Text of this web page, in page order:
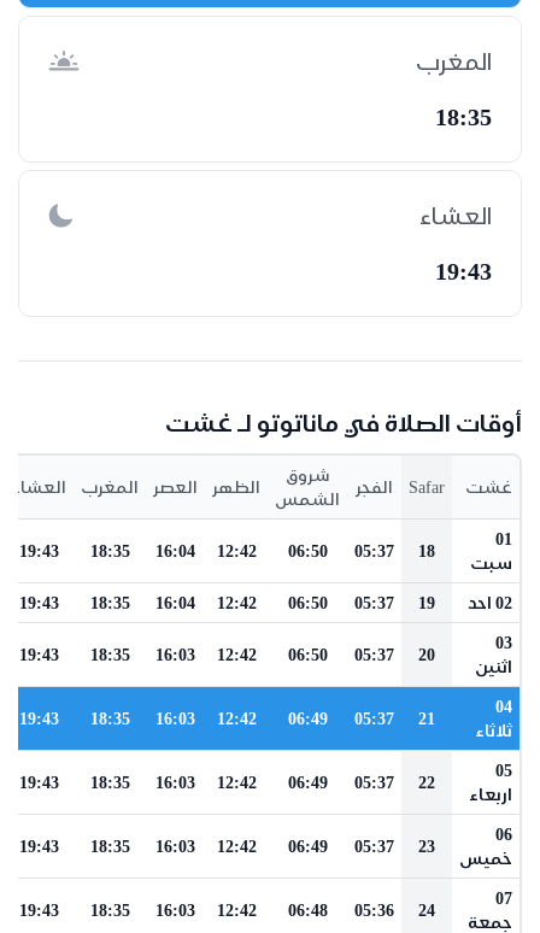
المغرب
18:35
العشاء
19:43
أوقات الصلاة في ماناتوتو لـ غشت
غشت Safar الفجر
شروق
الشمس
الظهر العصر المغرب العشاء
01
سبت
18
05:37
06:50
12:42
16:04
18:35
19:43
02 احد 19
05:37
06:50
12:42
16:04
18:35
19:43
03
اثنين
20
05:37
06:50
12:42
16:03
18:35
19:43
04
ثلاثاء
21
05:37
06:49
12:42
16:03
18:35
19:43
05
اربعاء
22
05:37
06:49
12:42
16:03
18:35
19:43
06
خميس
23
05:37
06:49
12:42
16:03
18:35
19:43
07
جمعة
24
05:36
06:48
12:42
16:03
18:35
19:43